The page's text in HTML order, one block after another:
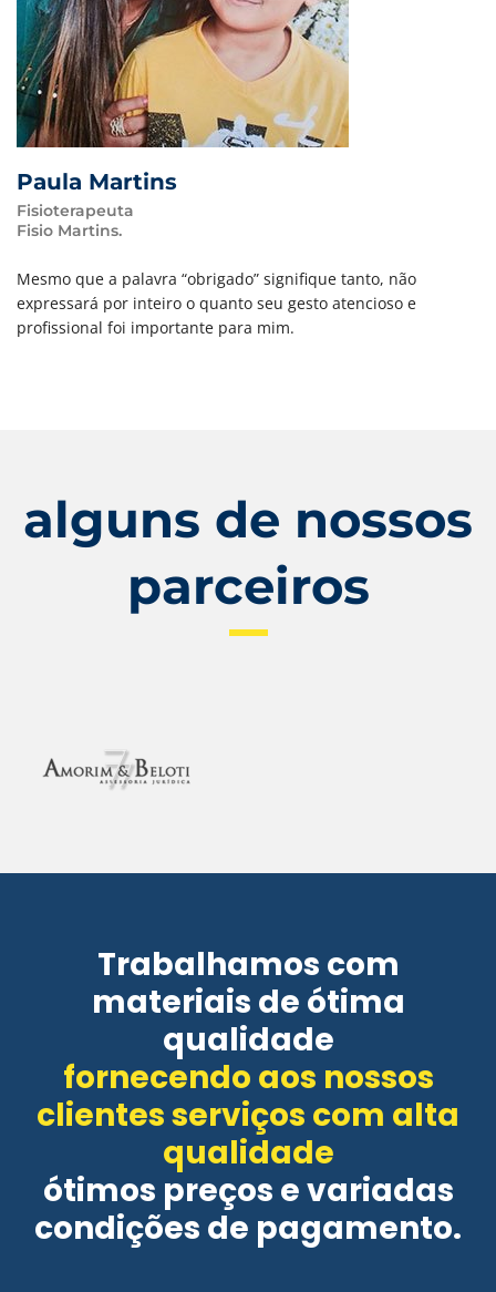
Paula Martins
Fisioterapeuta
Fisio Martins.
Mesmo que a palavra “obrigado” signifique tanto, não
expressará por inteiro o quanto seu gesto atencioso e
profissional foi importante para mim.
alguns de nossos
parceiros
Trabalhamos com
materiais de ótima
qualidade
fornecendo aos nossos
clientes serviços com alta
qualidade
ótimos preços e variadas
condições de pagamento.